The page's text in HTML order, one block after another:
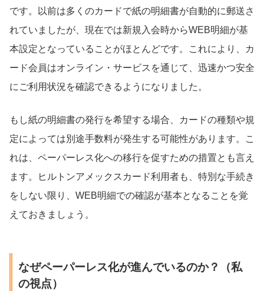
です。以前は多くのカードで紙の明細書が自動的に郵送さ
れていましたが、現在では新規入会時からWEB明細が基
本設定となっていることがほとんどです。これにより、カ
ード会員はオンライン・サービスを通じて、迅速かつ安全
にご利用状況を確認できるようになりました。
もし紙の明細書の発行を希望する場合、カードの種類や規
定によっては別途手数料が発生する可能性があります。こ
れは、ペーパーレス化への移行を促すための措置とも言え
ます。ヒルトンアメックスカード利用者も、特別な手続き
をしない限り、WEB明細での確認が基本となることを覚
えておきましょう。
なぜペーパーレス化が進んでいるのか？（私
の視点）